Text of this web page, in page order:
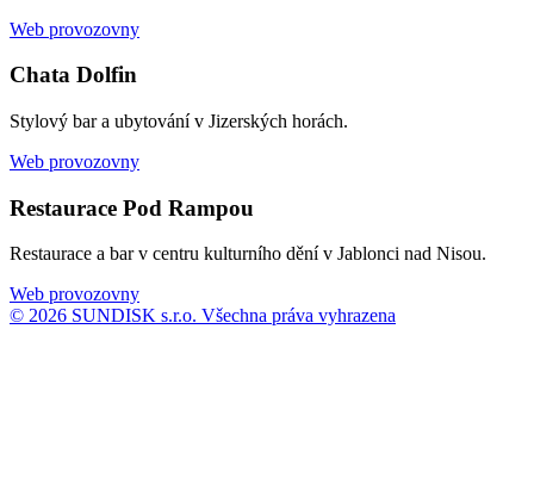
Web provozovny
Chata Dolfin
Stylový bar a ubytování v Jizerských horách.
Web provozovny
Restaurace Pod Rampou
Restaurace a bar v centru kulturního dění v Jablonci nad Nisou.
Web provozovny
© 2026 SUNDISK s.r.o. Všechna práva vyhrazena